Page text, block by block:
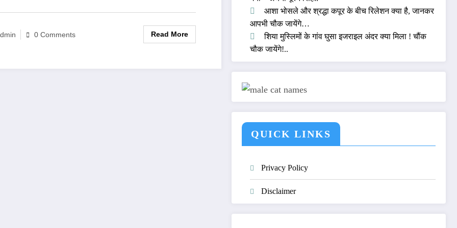
0 Comments Read More
आशा भोसले और श्रद्धा कपूर के बीच रिलेशन क्या है, जानकर
आपभी चौक जायेंगे…
शिया मुस्लिमों के गांव घुसा इजराइल अंदर क्या मिला ! चौंक
चौक जायेंगे!..
QUICK LINKS
Privacy Policy
Disclaimer